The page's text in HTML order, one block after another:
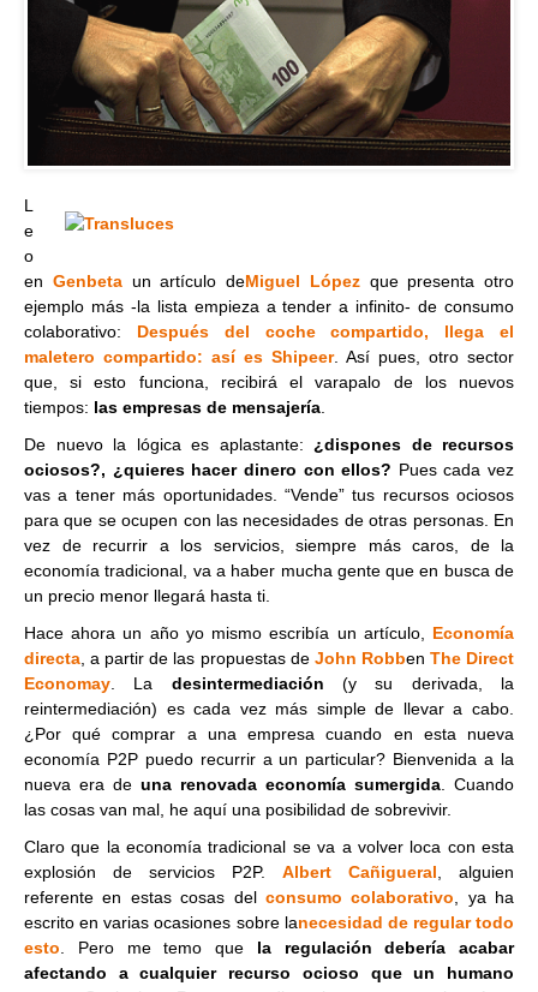
L
e
o
en Genbetaun artículo deMiguel Lópezque presenta otro
ejemplo más -la lista empieza a tender a infinito- de consumo
colaborativo: Después del coche compartido, llega el
maletero compartido: así es Shipeer. Así pues, otro sector
que, si esto funciona, recibirá el varapalo de los nuevos
tiempos: las empresas de mensajería
De nuevo la lógica es aplastante: ¿dispones de recursos
ociosos?, ¿quieres hacer dinero con ellos? Pues cada vez
vas a tener más oportunidades. “Vende” tus recursos ociosos
para que se ocupen con las necesidades de otras personas. En
vez de recurrir a los servicios, siempre más caros, de la
economía tradicional, va a haber mucha gente que en busca de
un precio menor llegará hasta ti.
Hace ahora un año yo mismo escribía un artículo, Economía
directa , a partir de las propuestas de John Robben The Direct
Economay . La desintermediación (y su derivada, la
reintermediación) es cada vez más simple de llevar a cabo.
¿Por qué comprar a una empresa cuando en esta nueva
economía P2P puedo recurrir a un particular? Bienvenida a la
nueva era de una renovada economía sumergida . Cuando
las cosas van mal, he aquí una posibilidad de sobrevivir.
Claro que la economía tradicional se va a volver loca con esta
explosión de servicios P2P. Albert Cañigueral , alguien
referente en estas cosas del consumo colaborativo , ya ha
escrito en varias ocasiones sobre lanecesidad de regular todo
esto . Pero me temo que la regulación debería acabar
afectando a cualquier recurso ocioso que un humano